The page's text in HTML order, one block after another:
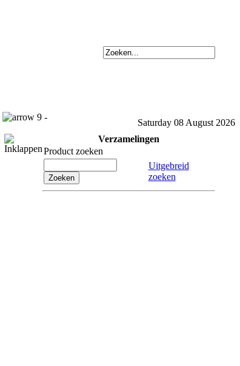
9 -
Saturday 08 August 2026
Verzamelingen
Product zoeken
Uitgebreid
zoeken